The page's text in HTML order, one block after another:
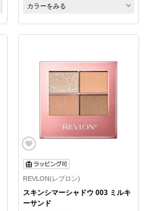
カラーをみる
REVLON(レブロン)
スキンシマーシャドウ 003 ミルキ
ーサンド